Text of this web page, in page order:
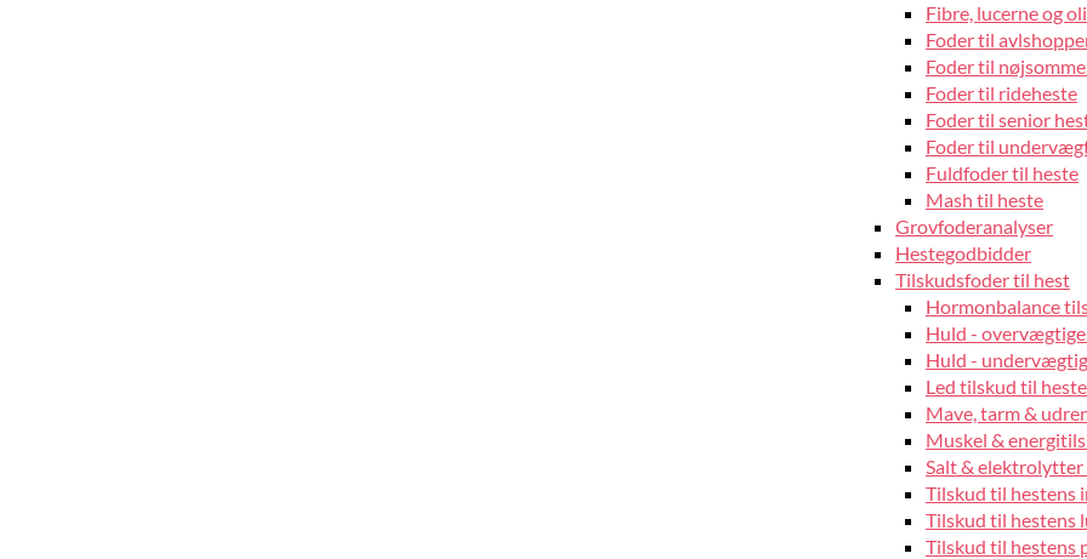
Fibre, lucerne og
Foder til
Foder til
Foder til rideheste
Foder til senior
Foder til
Fuldfoder til heste
Mash til heste
Grovfoderanalyser
Hestegodbidder
Tilskudsfoder til hest
Hormonbalance
Huld -
Huld -
Led tilskud til heste
Mave, tarm &
Muskel &
Salt &
Tilskud til hestens
Tilskud til hestens
Tilskud til hestens